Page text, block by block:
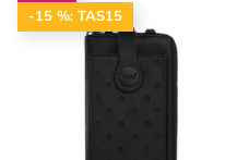
-15 %: TAS15